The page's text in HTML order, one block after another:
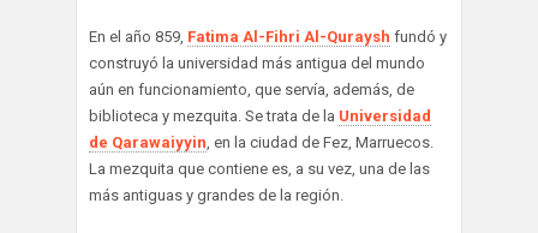
En el año 859, Fatima Al-Fihri Al-Quraysh fundó y
construyó la universidad más antigua del mundo
aún en funcionamiento, que servía, además, de
biblioteca y mezquita. Se trata de la Universidad
de Qarawaiyyin, en la ciudad de Fez, Marruecos.
La mezquita que contiene es, a su vez, una de las
más antiguas y grandes de la región.